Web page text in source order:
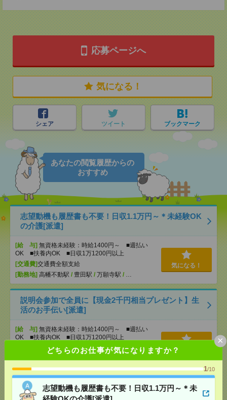
どちらのお仕事が気になりますか？
1/10
志望動機も履歴書も不要！日収1.1万円～＊未
×
応募ページへ
気になる！
シェア ツイート ブックマーク
あなたの閲覧履歴からの
おすすめ
志望動機も履歴書も不要！日収1.1万円～＊未経験OK
の介護[派遣]
[給 与] 無資格未経験：時給1400円～ ■週払い
OK ■扶養内OK ■日収1万1200円以上
[交通費]交通費全額支給
[勤務地] 高幡不動駅 / 豊田駅 / 万願寺駅 / …
気になる！
説明会参加で全員に【現金2千円相当プレゼント】生
活のお手伝い[派遣]
[給 与] 無資格未経験：時給1400円～ ■週払い
OK ■扶養内OK ■日収1万1200円以上
交通費全額支給
[勤務地]国分寺駅/西国分寺駅/恋ケ窪駅
気になる！
【オープニング募集】おばあちゃんのお散歩付き添
いも仕事の1つ[派遣]